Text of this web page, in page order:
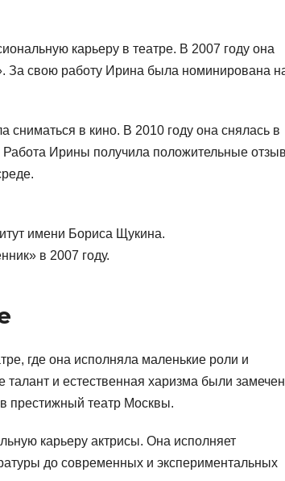
карьеру в театре. В 2007 году она
За свою работу Ирина была номинирована
сниматься в кино. В 2010 году она снялась в
Ирины получила положительные
имени Бориса Щукина.
в 2007 году.
где она исполняла маленькие роли и
и естественная харизма были
престижный театр Москвы.
карьеру актрисы. Она исполняет
до современных и экспериментальных